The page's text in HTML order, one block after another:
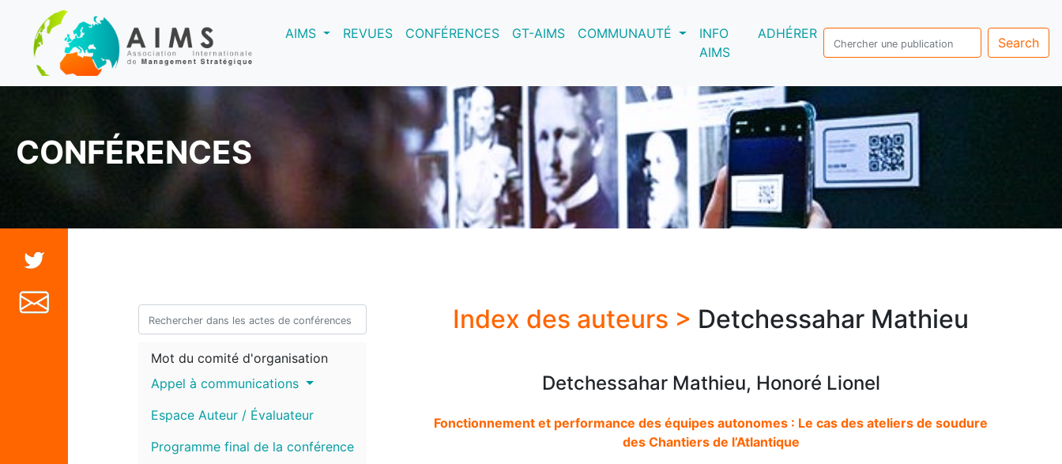
AIMS(current)REVUES CONFÉRENCES GT-AIMS COMMUNAUTÉ
INFO
AIMS
ADHÉRER
Search
CONFÉRENCES
Mot du comité d'organisation
Appel à communications
Espace Auteur / Évaluateur
Programme final de la conférence
Index des auteurs > Detchessahar Mathieu
Detchessahar Mathieu, Honoré Lionel
Fonctionnement et performance des équipes autonomes : Le cas des ateliers de soudure
des Chantiers de l’Atlantique